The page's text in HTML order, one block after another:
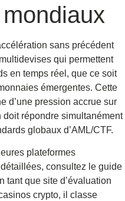
sans précédent
qui permettent
en temps réel, que ce soit
émergentes. Cette
d’une pression accrue sur
doit répondre simultanément
globaux d’AML/CTF.
plateformes
consultez le guide
tant que site d’évaluation
crypto, il classe